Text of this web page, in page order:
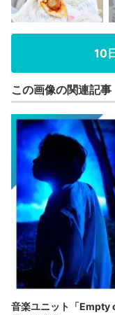
10
この画像の関連記事
音楽ユニット「Empty